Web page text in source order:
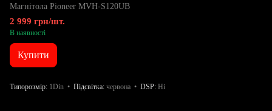
Магнітола Pioneer MVH-S120UB
2 999 грн/шт.
В наявності
Купити
Типорозмір 1Din Підсвітка червона DSP Ні